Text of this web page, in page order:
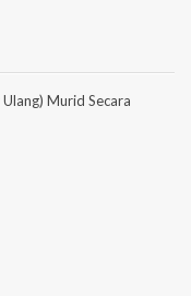
Murid Secara